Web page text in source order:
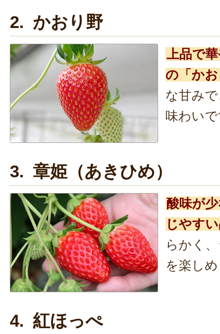
2. かおり野
上品で
の「か
な甘み
味わい
3. 章姫（あきひめ）
酸味が
じやす
らかく
を楽し
4. 紅ほっぺ